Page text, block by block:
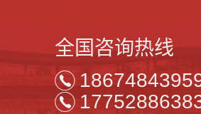
全国咨询热线